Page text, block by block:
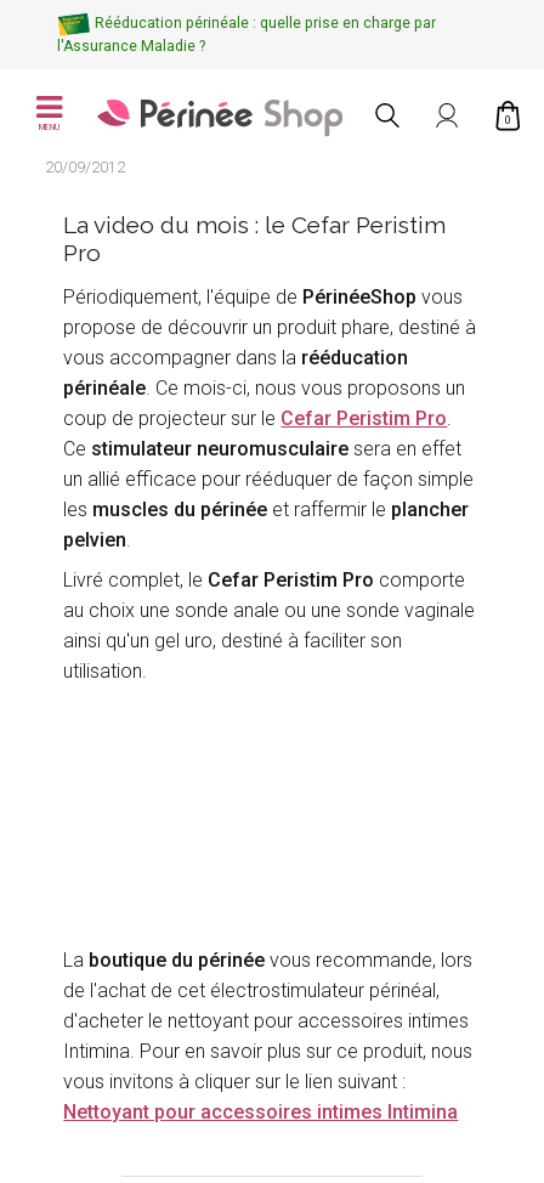
Rééducation périnéale : quelle prise en charge par
l'Assurance Maladie ?
MENU
0
20/09/2012
La video du mois : le Cefar Peristim
Pro
Périodiquement, l'équipe de PérinéeShop vous
propose de découvrir un produit phare, destiné à
vous accompagner dans la rééducation
périnéale . Ce mois-ci, nous vous proposons un
coup de projecteur sur le Cefar Peristim Pro
Ce stimulateur neuromusculaire sera en effet
un allié efficace pour rééduquer de façon simple
les muscles du périnée et raffermir le plancher
pelvien
Livré complet, le Cefar Peristim Pro comporte
au choix une sonde anale ou une sonde vaginale
ainsi qu'un gel uro, destiné à faciliter son
utilisation.
La boutique du périnée vous recommande, lors
de l'achat de cet électrostimulateur périnéal,
d'acheter le nettoyant pour accessoires intimes
Intimina. Pour en savoir plus sur ce produit, nous
vous invitons à cliquer sur le lien suivant :
Nettoyant pour accessoires intimes Intimina